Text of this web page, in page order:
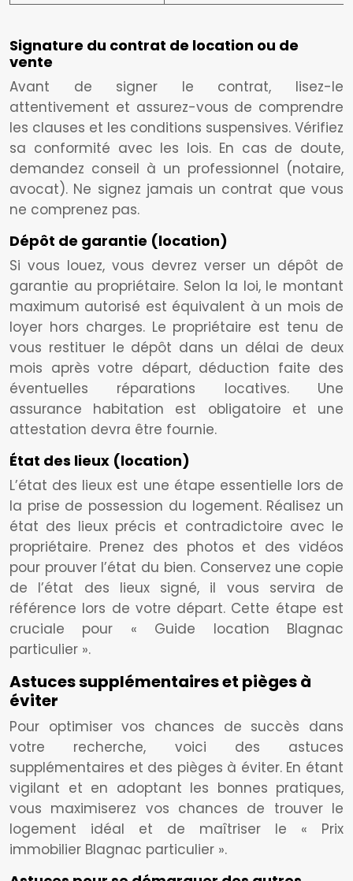
Signature du contrat de location ou de
vente
Avant de signer le contrat, lisez-le
attentivement et assurez-vous de comprendre
les clauses et les conditions suspensives. Vérifiez
sa conformité avec les lois. En cas de doute,
demandez conseil à un professionnel (notaire,
avocat). Ne signez jamais un contrat que vous
ne comprenez pas.
Dépôt de garantie (location)
Si vous louez, vous devrez verser un dépôt de
garantie au propriétaire. Selon la loi, le montant
maximum autorisé est équivalent à un mois de
loyer hors charges. Le propriétaire est tenu de
vous restituer le dépôt dans un délai de deux
mois après votre départ, déduction faite des
éventuelles réparations locatives. Une
assurance habitation est obligatoire et une
attestation devra être fournie.
État des lieux (location)
L’état des lieux est une étape essentielle lors de
la prise de possession du logement. Réalisez un
état des lieux précis et contradictoire avec le
propriétaire. Prenez des photos et des vidéos
pour prouver l’état du bien. Conservez une copie
de l’état des lieux signé, il vous servira de
référence lors de votre départ. Cette étape est
cruciale pour « Guide location Blagnac
particulier ».
Astuces supplémentaires et pièges à
éviter
Pour optimiser vos chances de succès dans
votre recherche, voici des astuces
supplémentaires et des pièges à éviter. En étant
vigilant et en adoptant les bonnes pratiques,
vous maximiserez vos chances de trouver le
logement idéal et de maîtriser le « Prix
immobilier Blagnac particulier ».